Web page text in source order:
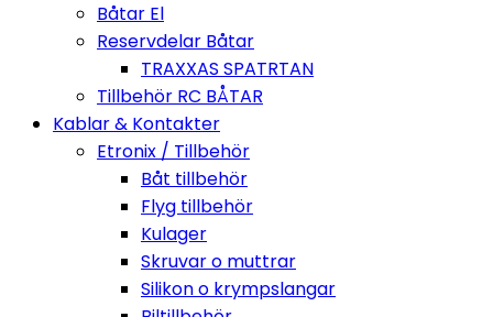
Båtar El
Reservdelar Båtar
TRAXXAS SPATRTAN
Tillbehör RC BÅTAR
Kablar & Kontakter
Etronix / Tillbehör
Båt tillbehör
Flyg tillbehör
Kulager
Skruvar o muttrar
Silikon o krympslangar